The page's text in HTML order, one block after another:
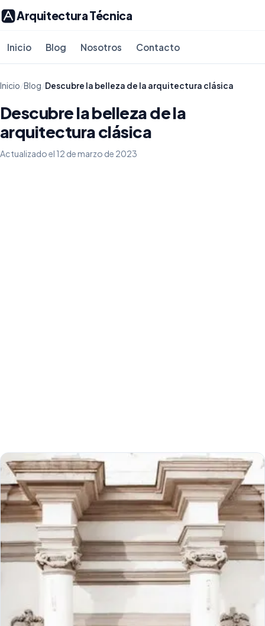
Arquitectura Técnica
Inicio Blog Nosotros Contacto
Inicio/Blog/Descubre la belleza de la arquitectura clásica
Descubre la belleza de la
arquitectura clásica
Actualizado el 12 de marzo de 2023